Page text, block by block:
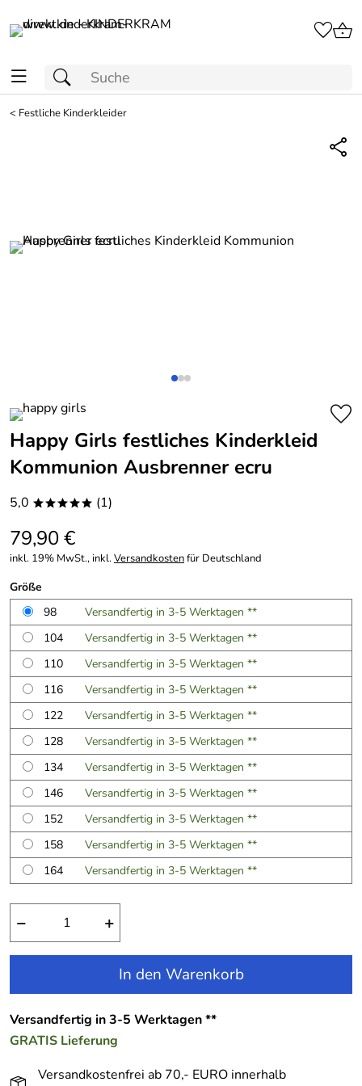
< Festliche Kinderkleider
Happy Girls festliches Kinderkleid
Kommunion Ausbrenner ecru
5,0 ***** (1)
79,90 €
inkl. 19% MwSt., inkl.Versandkostenfür Deutschland
Größe
98
Versandfertig in 3-5 Werktagen **
104
Versandfertig in 3-5 Werktagen **
110
Versandfertig in 3-5 Werktagen **
116
Versandfertig in 3-5 Werktagen **
122
Versandfertig in 3-5 Werktagen **
128
Versandfertig in 3-5 Werktagen **
134
Versandfertig in 3-5 Werktagen **
146
Versandfertig in 3-5 Werktagen **
152
Versandfertig in 3-5 Werktagen **
158
Versandfertig in 3-5 Werktagen **
164
Versandfertig in 3-5 Werktagen **
− +
In den Warenkorb
Versandfertig in 3-5 Werktagen **
GRATIS Lieferung
Versandkostenfrei ab 70,- EURO innerhalb